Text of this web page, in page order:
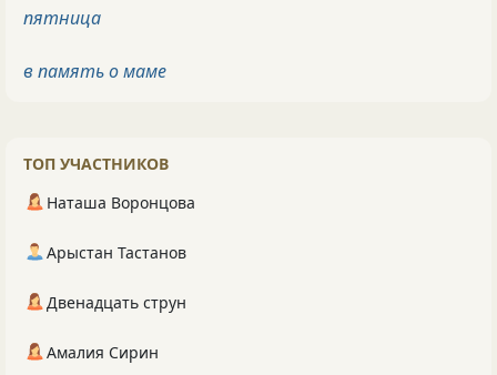
пятница
в память о маме
ТОП УЧАСТНИКОВ
Наташа Воронцова
Арыстан Тастанов
Двенадцать струн
Амалия Сирин